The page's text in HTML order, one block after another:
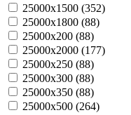
25000х1500 (352)
25000х1800 (88)
25000х200 (88)
25000х2000 (177)
25000х250 (88)
25000х300 (88)
25000х350 (88)
25000х500 (264)